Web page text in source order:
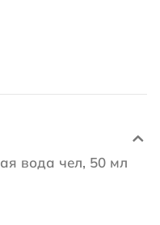
вода чел, 50 мл